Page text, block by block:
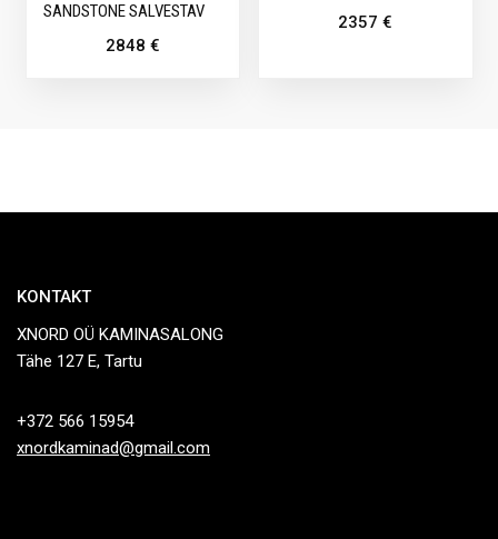
SANDSTONE SALVESTAV
2848 €
2357€
KONTAKT
XNORD OÜ KAMINASALONG
Tähe 127 E, Tartu
+372 566 15954
xnordkaminad@gmail.com